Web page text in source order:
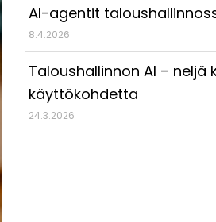
AI-agentit
8.4.2026
Taloushallinnon AI – neljä
käyttökohdetta
24.3.2026